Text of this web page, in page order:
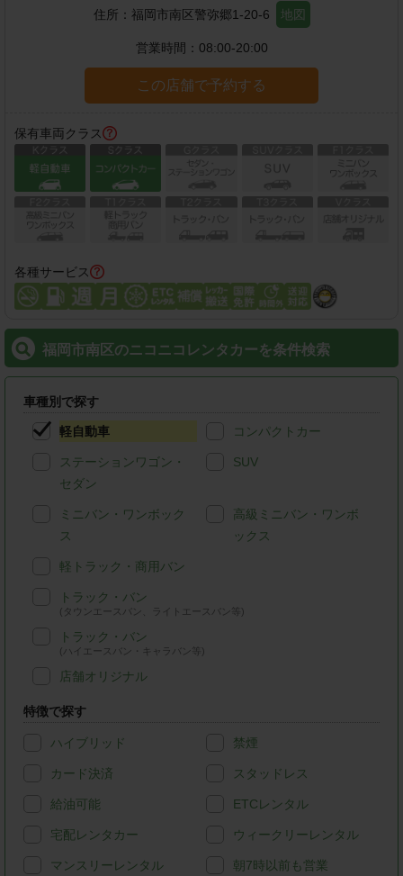
住所： 福岡市南区警弥郷1-20-6 地図
営業時間： 08:00-20:00
この店舗で予約する
保有車両クラス
各種サービス
福岡市南区のニコニコレンタカーを条件検索
車種別で探す
軽自動車 コンパクトカー
ステーションワゴン・
セダン
SUV
ミニバン・ワンボック
ス
高級ミニバン・ワンボ
ックス
軽トラック・商用バン
トラック・バン
(タウンエースバン、ライトエースバン等)
トラック・バン
(ハイエースバン・キャラバン等)
店舗オリジナル
特徴で探す
ハイブリッド 禁煙
カード決済 スタッドレス
給油可能 ETCレンタル
宅配レンタカー ウィークリーレンタル
マンスリーレンタル 朝7時以前も営業